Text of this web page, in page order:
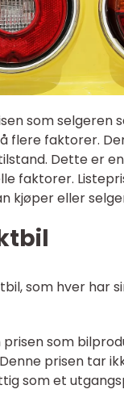
som selgeren
flere faktorer.
Dette er
faktorer.
kjøper eller
som hver har
prisen som
prisen tar
som et